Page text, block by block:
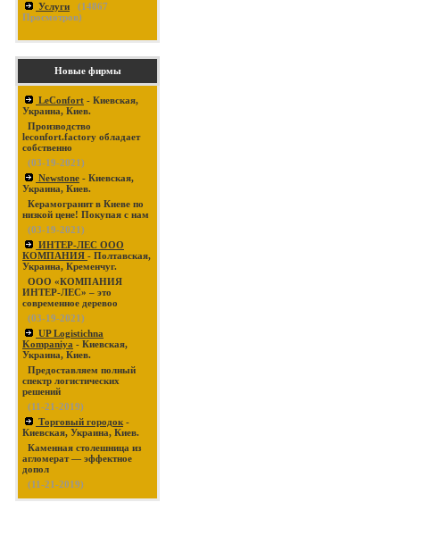
Услуги (14867
Просмотров)
Новые фирмы
LeConfort - Киевская,
Украина, Киев.
Производство
leconfort.factory обладает
собственно
(03-19-2021)
Newstone - Киевская,
Украина, Киев.
Керамогранит в Киеве по
низкой цене! Покупая с нам
(03-19-2021)
ИНТЕР-ЛЕС ООО
КОМПАНИЯ - Полтавская,
Украина, Кременчуг.
ООО «КОМПАНИЯ
ИНТЕР-ЛЕС» – это
современное деревоо
(03-19-2021)
UP Logistichna
Kompaniya - Киевская,
Украина, Киев.
Предоставляем полный
спектр логистических
решений
(11-21-2019)
Торговый городок -
Киевская, Украина, Киев.
Каменная столешница из
агломерат — эффектное
допол
(11-21-2019)